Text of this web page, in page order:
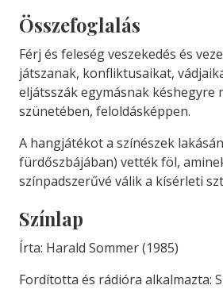
Összefoglalás
Férj és feleség veszekedés és
játszanak, konfliktusaikat,
eljátsszák egymásnak késhegyre
szünetében, feloldásképpen.
A hangjátékot a színészek
fürdőszbájában) vették föl,
színpadszerűvé válik a kísérleti
Színlap
Írta: Harald Sommer (1985)
Fordította és rádióra alkalmazta: